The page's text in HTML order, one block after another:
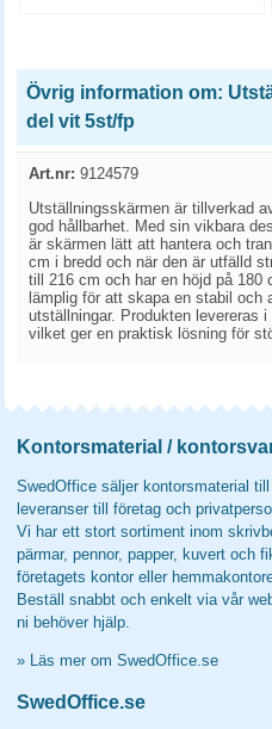
Övrig information om:
del vit 5st/fp
Art.nr: 9124579
Utställningsskärmen är tillverkad
god hållbarhet. Med sin vikbara
är skärmen lätt att hantera och
cm i bredd och när den är utfälld
till 216 cm och har en höjd på 180
lämplig för att skapa en stabil och
utställningar. Produkten levereras
vilket ger en praktisk lösning för
Kontorsmaterial /
SwedOffice säljer kontorsmaterial
leveranser till företag och
Vi har ett stort sortiment inom
pärmar, pennor, papper, kuvert och
företagets kontor eller
Beställ snabbt och enkelt via vår
ni behöver hjälp.
» Läs mer om SwedOffice.se
SwedOffice.se